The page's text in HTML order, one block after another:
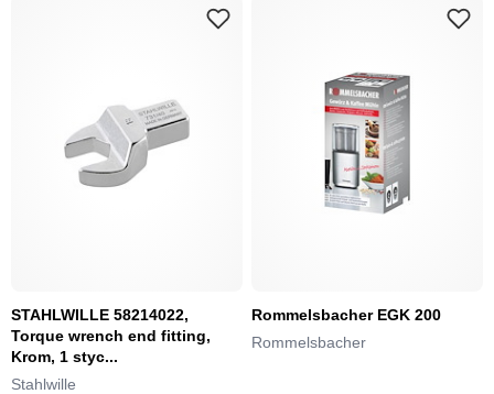
STAHLWILLE 58214022,
Torque wrench end fitting,
Krom, 1 styc...
Stahlwille
Rommelsbacher EGK 200
Rommelsbacher